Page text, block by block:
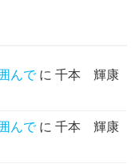
んでに 千本 輝康
んでに 千本 輝康